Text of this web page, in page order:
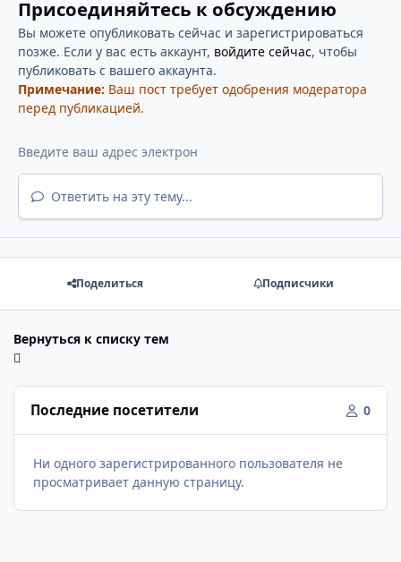
Присоединяйтесь к обсуждению
Вы можете опубликовать сейчас и зарегистрироваться
позже. Если у вас есть аккаунт, войдите сейчас, чтобы
публиковать с вашего аккаунта.
Примечание: Ваш пост требует одобрения модератора
перед публикацией.
Ответить на эту тему...
Поделиться Подписчики
Вернуться к списку тем
Последние посетители 0
Ни одного зарегистрированного пользователя не
просматривает данную страницу.